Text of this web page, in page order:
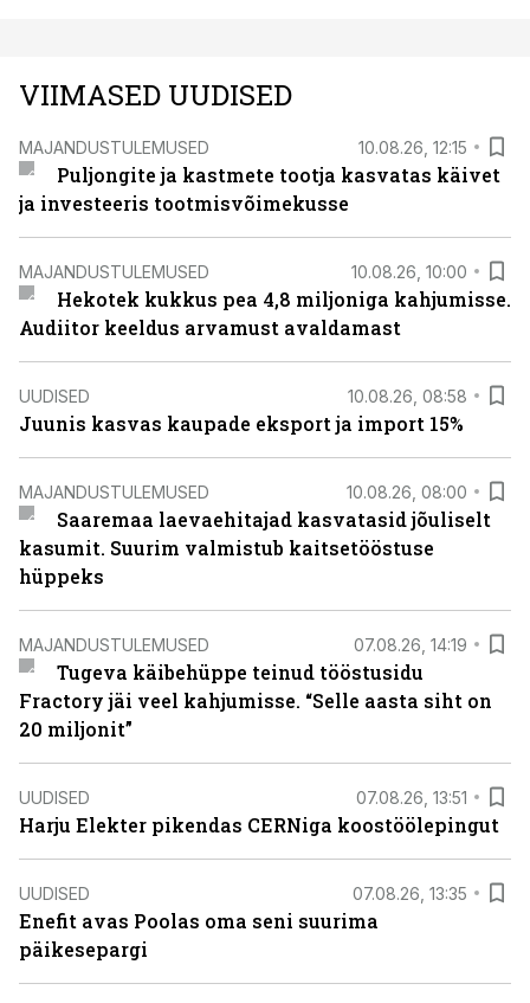
VIIMASED UUDISED
MAJANDUSTULEMUSED 10.08.26, 12:15
Puljongite ja kastmete tootja kasvatas käivet
ja investeeris tootmisvõimekusse
MAJANDUSTULEMUSED 10.08.26, 10:00
Hekotek kukkus pea 4,8 miljoniga kahjumisse.
Audiitor keeldus arvamust avaldamast
UUDISED 10.08.26, 08:58
Juunis kasvas kaupade eksport ja import 15%
MAJANDUSTULEMUSED 10.08.26, 08:00
Saaremaa laevaehitajad kasvatasid jõuliselt
kasumit. Suurim valmistub kaitsetööstuse
hüppeks
MAJANDUSTULEMUSED 07.08.26, 14:19
Tugeva käibehüppe teinud tööstusidu
Fractory jäi veel kahjumisse. “Selle aasta siht on
20 miljonit”
UUDISED 07.08.26, 13:51
Harju Elekter pikendas CERNiga koostöölepingut
UUDISED 07.08.26, 13:35
Enefit avas Poolas oma seni suurima
päikesepargi